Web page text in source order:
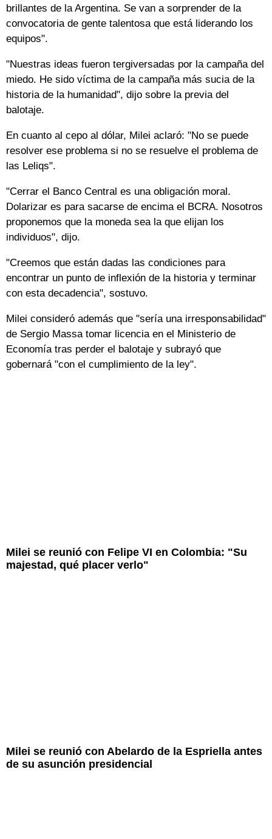
brillantes de la Argentina. Se van a sorprender de la
convocatoria de gente talentosa que está liderando los
equipos".
"Nuestras ideas fueron tergiversadas por la campaña del
miedo. He sido víctima de la campaña más sucia de la
historia de la humanidad", dijo sobre la previa del
balotaje.
En cuanto al cepo al dólar, Milei aclaró: "No se puede
resolver ese problema si no se resuelve el problema de
las Leliqs".
"Cerrar el Banco Central es una obligación moral.
Dolarizar es para sacarse de encima el BCRA. Nosotros
proponemos que la moneda sea la que elijan los
individuos", dijo.
"Creemos que están dadas las condiciones para
encontrar un punto de inflexión de la historia y terminar
con esta decadencia", sostuvo.
Milei consideró además que "sería una irresponsabilidad"
de Sergio Massa tomar licencia en el Ministerio de
Economía tras perder el balotaje y subrayó que
gobernará "con el cumplimiento de la ley".
Milei se reunió con Felipe VI en Colombia: "Su
majestad, qué placer verlo"
Milei se reunió con Abelardo de la Espriella antes
de su asunción presidencial